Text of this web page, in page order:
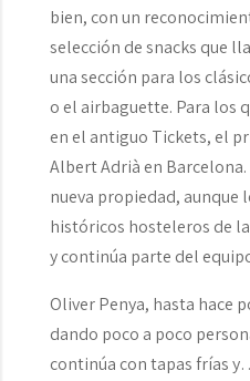
bien, con un
selección de snacks que
una sección para los
o el airbaguette. Para los
en el antiguo Tickets, el
Albert Adrià en
nueva propiedad, aunque
históricos hosteleros de
y continúa parte del
Oliver Penya, hasta hace
dando poco a poco
continúa con tapas frías